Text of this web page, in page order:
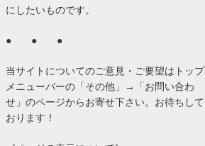
にしたいものです。
● ● ●
当サイトについてのご意見・ご要望はトップ
メニューバーの「その他」→「お問い合わ
せ」のページからお寄せ下さい。お待ちして
おります！